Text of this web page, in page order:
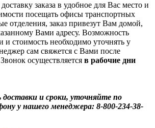
заказа в удобное для Вас место и
посещать офисы транспортных
отделения, заказ привезут Вам домой,
Вами адресу. Возможность
и стоимость необходимо уточнять у
сам свяжется с Вами после
осуществляется в рабочие дни
и сроки, уточняйте по
у нашего менеджера: 8-800-234-38-